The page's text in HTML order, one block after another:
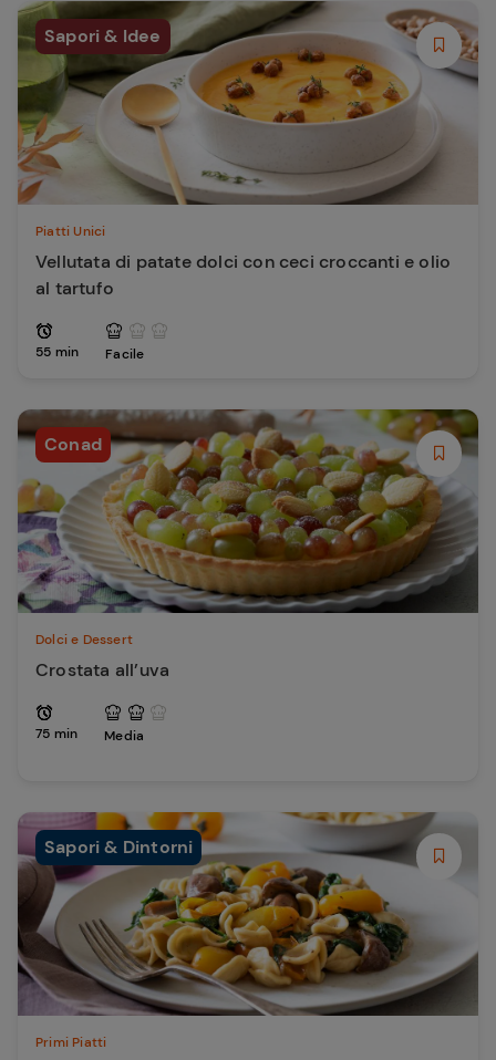
Sapori & Idee
Piatti Unici
Vellutata di patate dolci con ceci croccanti e olio
al tartufo
55 min Facile
Conad
Dolci e Dessert
Crostata all’uva
75 min Media
Sapori & Dintorni
Primi Piatti